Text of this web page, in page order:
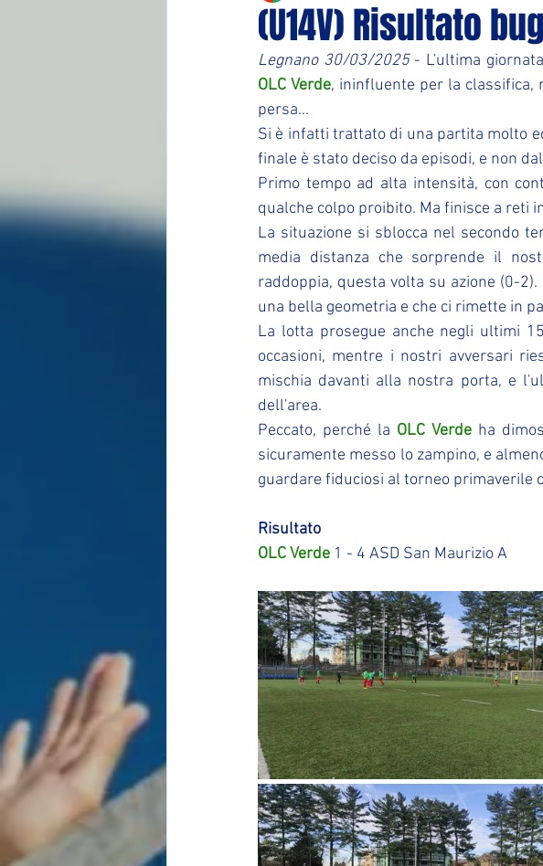
(U14V) Risultato
Legnano 30/03/2025
OLC Verde, ininfluente per la classifica,
persa...
Si è infatti trattato di una partita molto
finale è stato deciso da episodi, e non
Primo tempo ad alta intensità, con
qualche colpo proibito. Ma finisce a reti
La situazione si sblocca nel secondo
media distanza che sorprende il
raddoppia, questa volta su azione (0-2).
una bella geometria e che ci rimette in
La lotta prosegue anche negli ultimi
occasioni, mentre i nostri avversari
mischia davanti alla nostra porta, e
dell'area.
Peccato, perché la OLC Verde ha
sicuramente messo lo zampino, e
guardare fiduciosi al torneo primaverile
Risultato
OLC Verde 1 - 4 ASD San Maurizio A